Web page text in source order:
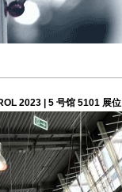
2023 | 5 号馆 5101 展位